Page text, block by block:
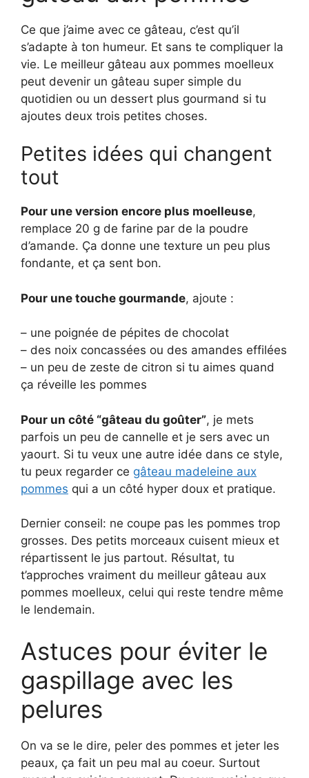
Ce que j’aime avec ce gâteau, c’est qu’il
s’adapte à ton humeur. Et sans te compliquer la
vie. Le meilleur gâteau aux pommes moelleux
peut devenir un gâteau super simple du
quotidien ou un dessert plus gourmand si tu
ajoutes deux trois petites choses.
Petites idées qui changent
tout
Pour une version encore plus moelleuse,
remplace 20 g de farine par de la poudre
d’amande. Ça donne une texture un peu plus
fondante, et ça sent bon.
Pour une touche gourmande, ajoute :
– une poignée de pépites de chocolat
– des noix concassées ou des amandes effilées
– un peu de zeste de citron si tu aimes quand
ça réveille les pommes
Pour un côté “gâteau du goûter”, je mets
parfois un peu de cannelle et je sers avec un
yaourt. Si tu veux une autre idée dans ce style,
tu peux regarder ce gâteau madeleine aux
pommes qui a un côté hyper doux et pratique.
Dernier conseil: ne coupe pas les pommes trop
grosses. Des petits morceaux cuisent mieux et
répartissent le jus partout. Résultat, tu
t’approches vraiment du meilleur gâteau aux
pommes moelleux, celui qui reste tendre même
le lendemain.
Astuces pour éviter le
gaspillage avec les
pelures
On va se le dire, peler des pommes et jeter les
peaux, ça fait un peu mal au coeur. Surtout